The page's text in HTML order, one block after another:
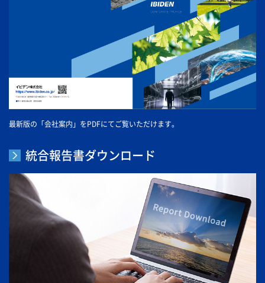
最新版の「会社案内」をPDFにてご覧いただけます。
統合報告書ダウンロード